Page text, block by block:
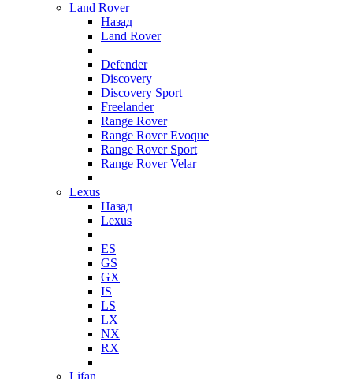
Land Rover
Назад
Land Rover
Defender
Discovery
Discovery Sport
Freelander
Range Rover
Range Rover Evoque
Range Rover Sport
Range Rover Velar
Lexus
Назад
Lexus
ES
GS
GX
IS
LS
LX
NX
RX
Lifan